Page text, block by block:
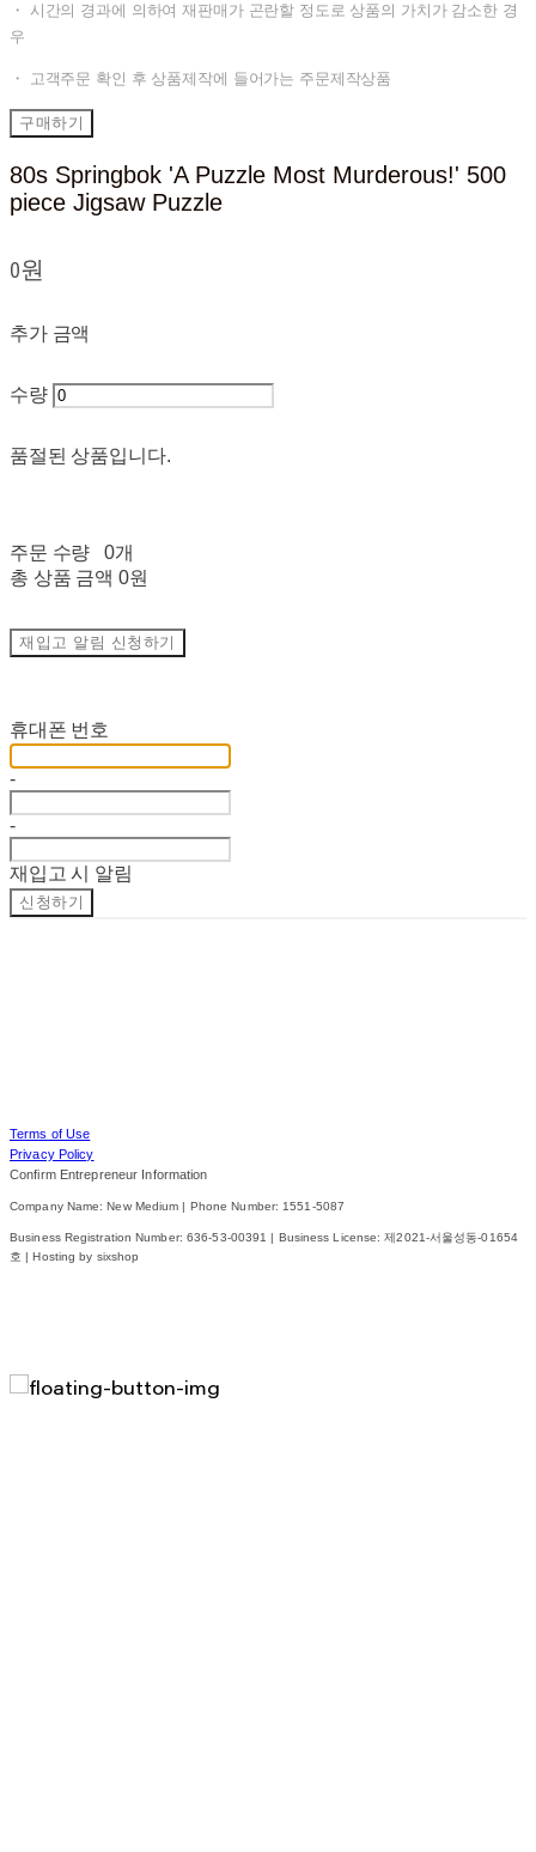
・ 시간의 경과에 의하여 재판매가 곤란할 정도로 상품의 가치가 감소한 경
우
・ 고객주문 확인 후 상품제작에 들어가는 주문제작상품
구매하기
80s Springbok 'A Puzzle Most Murderous!' 500
piece Jigsaw Puzzle
0원
추가 금액
수량
품절된 상품입니다.
주문 수량
0개
총 상품 금액 0원
재입고 알림 신청하기
휴대폰 번호
-
-
재입고 시 알림
신청하기
Terms of Use
Privacy Policy
Confirm Entrepreneur Information
Company Name: New Medium | Phone Number: 1551-5087
Business Registration Number: 636-53-00391 | Business License:제2021-서울성동-01654
호 | Hosting by sixshop